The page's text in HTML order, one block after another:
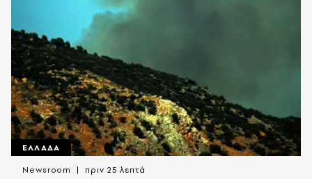
ΕΛΛΑΔΑ
Newsroom πριν 25 λεπτά